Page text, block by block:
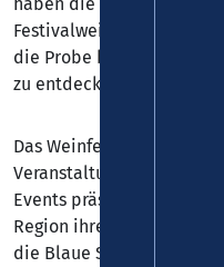
Festivalweine zu
die Probe bietet Gästen
zu entdecken und zu
Das Weinfestival Koblenz
Veranstaltungen im
Events präsentieren
Region ihre besten
die Blaue Stunde und